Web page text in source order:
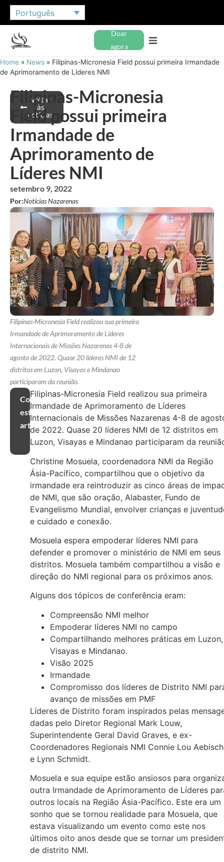
Português
Doar
agora
Home » News » Filipinas-Micronesia Field possui primeira Irmandade
de Aprimoramento de Líderes NMI
Voltar
às
notícias
Filipinas-Micronesia
Field possui primeira
Irmandade de
Aprimoramento de
Líderes NMI
setembro 9, 2022
Por:Notícias Nazarenas
Filipinas-Micronesia Field realizou sua primeira
Irmandade de Aprimoramento de Líderes
Internacionais de Missões Nazarenas 4-8 de
agosto de 2022. Quase 20 líderes NMI de 12
distritos em Luzon, Visayas e Mindanao
participaram da reunião.
Compartilhar
este
artigo
Filipinas-Micronesia Field realizou sua primeira
Irmandade de Aprimoramento de Líderes
Internacionais de Missões Nazarenas 4-8 de
de 2022. Quase 20 líderes NMI de 12 distritos em
Luzon, Visayas e Mindanao participaram da
Christine Mosuela, coordenadora NMI da Região
Ásia-Pacífico, compartilhou que o objetivo da
irmandade era reintroduzir as cinco áreas de
de NMI, que são oração, Alabaster, Fundo de
Evangelismo Mundial, envolver crianças e
e cuidado e conexão.
Mosuela espera empoderar líderes NMI para
defender e promover o ministério de NMI em seus
distritos. Mosuela também compartilhou a visão e
direção do NMI regional para os próximos anos.
Alguns dos tópicos de conferência eram:
Compreensão NMI melhor
Empoderar líderes NMI no campo
Compartilhando melhores práticas em Luzon,
Visayas e Mindanao.
Visão 2025
Irmandade
Compromisso dos líderes de Distrito NMI
avanço de missões em PMF
Líderes de Distrito foram inspirados pelas
dadas pelo Diretor Regional Mark Louw,
Superintendente Geral David Graves, e ex-
Coordenadores Regionais NMI Connie Lou
e Lynn Schmidt.
Mosuela e sua equipe estão ansiosos para
outra Irmandade de Aprimoramento de Líderes
outros locais na Região Ásia-Pacífico. Este era um
sonho que se tornou realidade para Mosuela, que
estava visualizando um evento como este nos
últimos oito anos desde que se tornar um
de distrito NMI.